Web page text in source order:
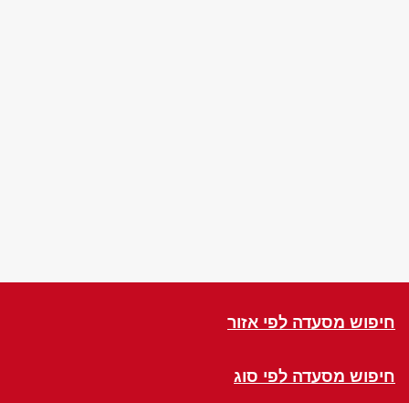
חיפוש מסעדה לפי אזור
חיפוש מסעדה לפי סוג